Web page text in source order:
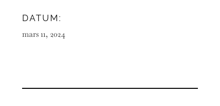
DATUM:
mars 11, 2024